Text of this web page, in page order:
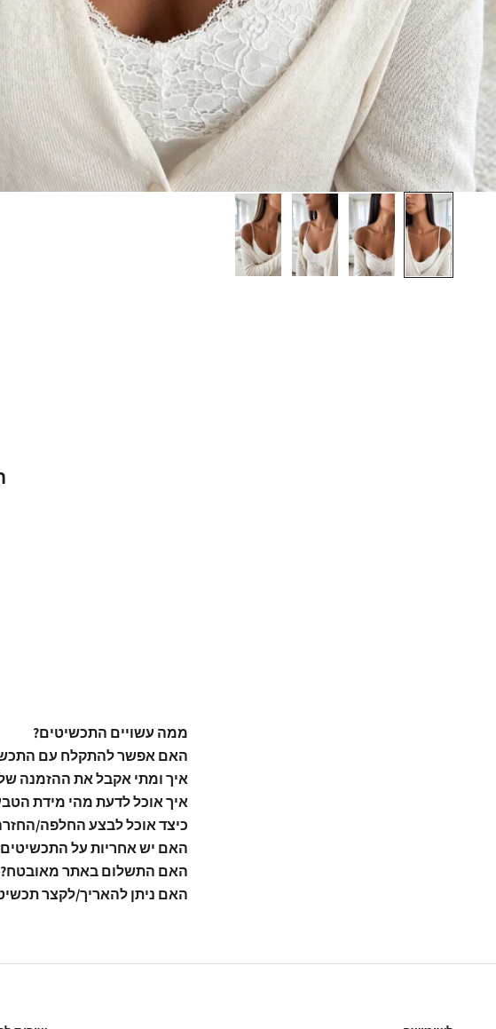
ממה עשויים התכשיטים?
האם אפשר להתקלח עם
איך ומתי אקבל את ההזמנה
איך אוכל לדעת מהי מידת
כיצד אוכל לבצע החלפה/
האם יש אחריות על
האם התשלום באתר מאובטח?
האם ניתן להאריך/לקצר